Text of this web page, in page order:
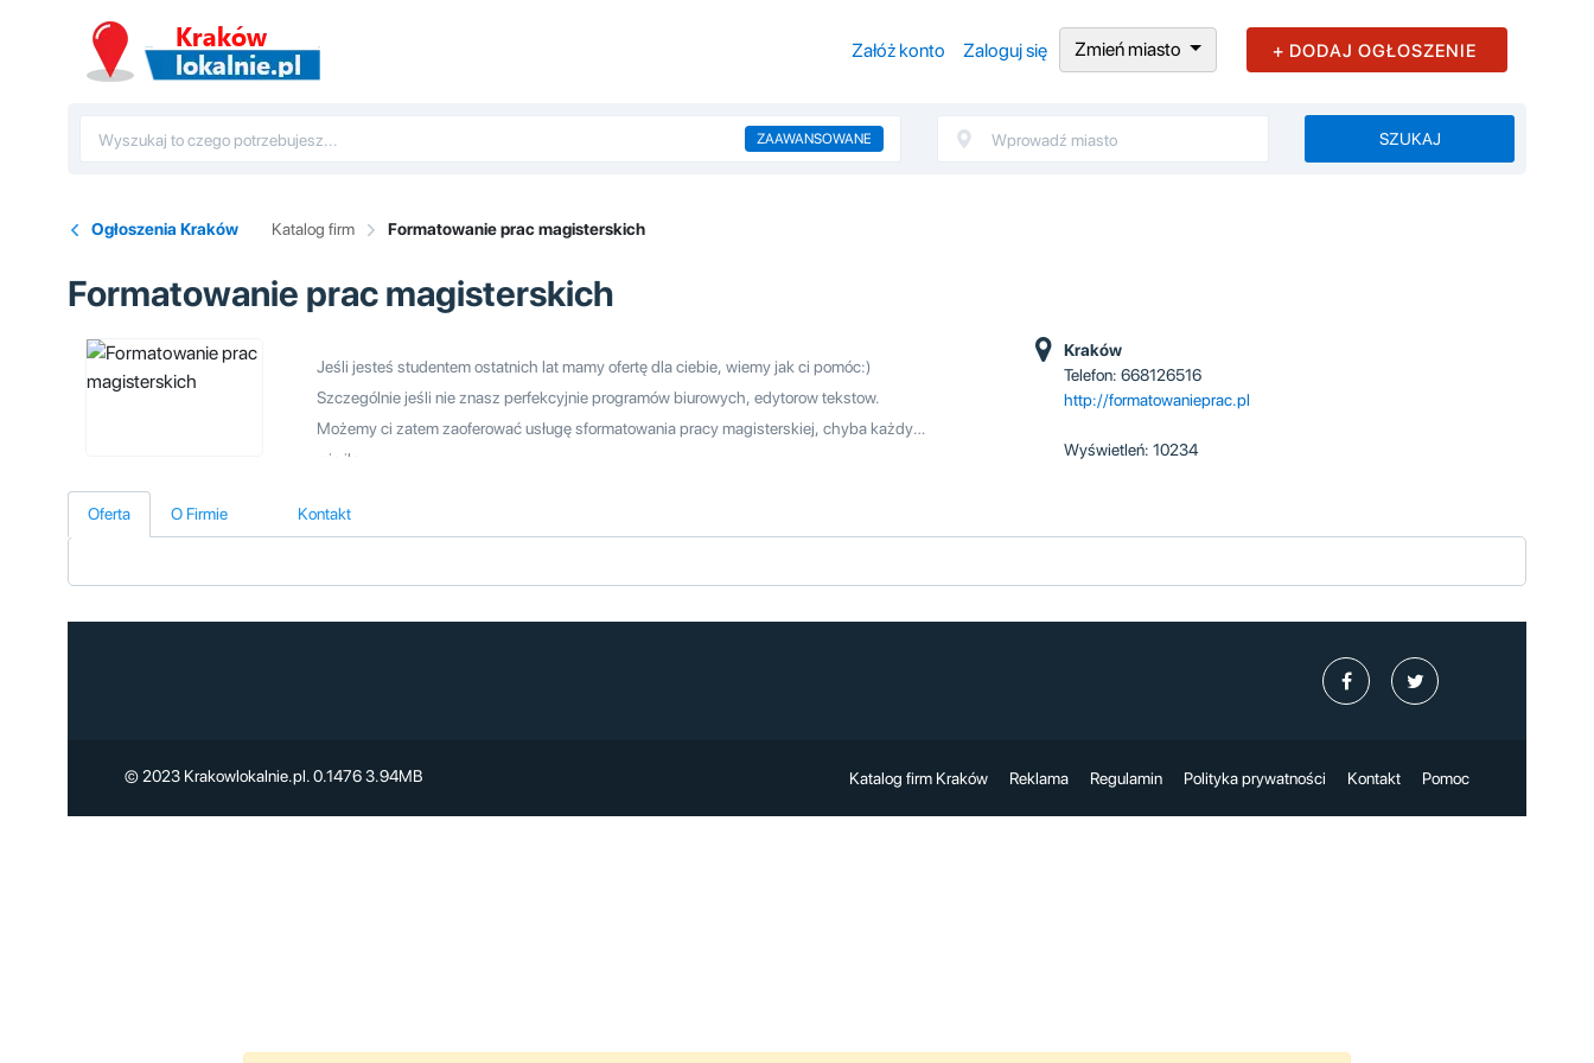
Załóż konto Zaloguj się Zmień miasto + DODAJ OGŁOSZENIE
ZAAWANSOWANE SZUKAJ
Ogłoszenia Kraków Katalog firm Formatowanie prac magisterskich
Formatowanie prac magisterskich
Jeśli jesteś studentem ostatnich lat mamy ofertę dla ciebie, wiemy jak ci pomóc:)
Szczególnie jeśli nie znasz perfekcyjnie programów biurowych, edytorow tekstow.
Możemy ci zatem zaoferować usługę sformatowania pracy magisterskiej, chyba każdy
wie ile…
Kraków
Telefon: 668126516
http://formatowanieprac.pl
Wyświetleń: 10234
Oferta O Firmie Kontakt
© 2023 Krakowlokalnie.pl. 0.1476 3.94MB Katalog firm Kraków Reklama Regulamin Polityka prywatności Kontakt Pomoc